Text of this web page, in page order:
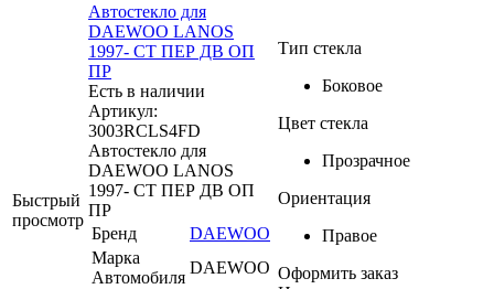
Быстрый
просмотр
Автостекло для
DAEWOO LANOS
1997- СТ ПЕР ДВ ОП
ПР
Есть в наличии
Артикул:
3003RCLS4FD
Автостекло для
DAEWOO LANOS
1997- СТ ПЕР ДВ ОП
ПР
Бренд
DAEWOO
Марка
Автомобиля
DAEWOO
Тип стекла
Боковое
Цвет стекла
Прозрачное
Ориентация
Правое
Оформить заказ